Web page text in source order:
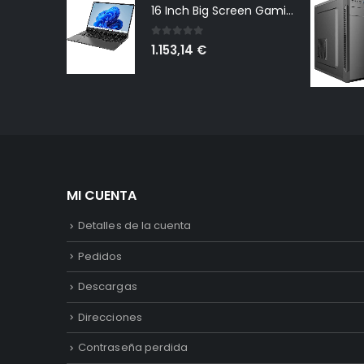
16 Inch Big Screen Gaming Laptop Windows 11 Pro, Intel i9 12900H GeForce RTX 3060 6G, 64GB DDR4 2TB NVMe, 2.5K IPS 165Hz Notebook Gamer PC Computer, WiFi6 BT5.2, Colorful Backlit Keyboard
0 out of 5
1.153,14 €
MI CUENTA
Detalles de la cuenta
Pedidos
Descargas
Direcciones
Contraseña perdida